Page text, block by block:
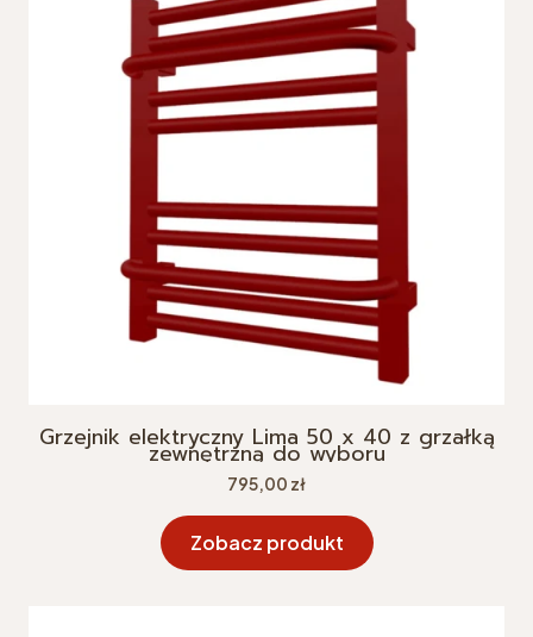
Grzejnik elektryczny Lima 50 x 40 z grzałką
zewnętrzną do wyboru
Cena
795,00 zł
Zobacz produkt